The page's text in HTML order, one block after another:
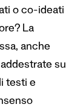
o co-ideati
La
anche
su
testi e